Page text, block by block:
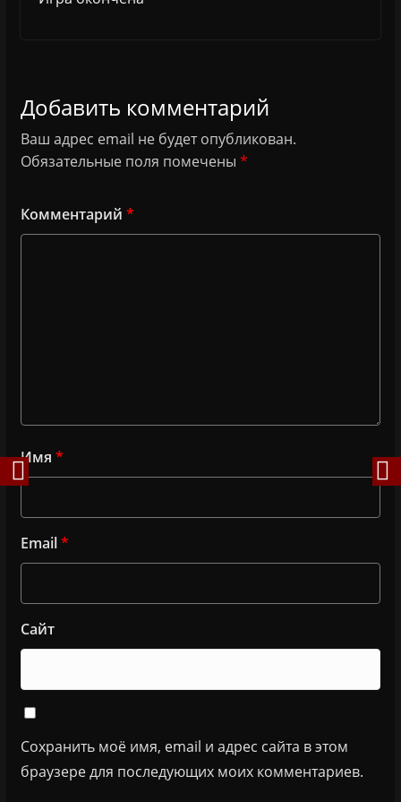
Добавить комментарий
Ваш адрес email не будет опубликован.
Обязательные поля помечены *
Комментарий *
Имя *
Email*
Сайт
Сохранить моё имя, email и адрес сайта в этом
браузере для последующих моих комментариев.